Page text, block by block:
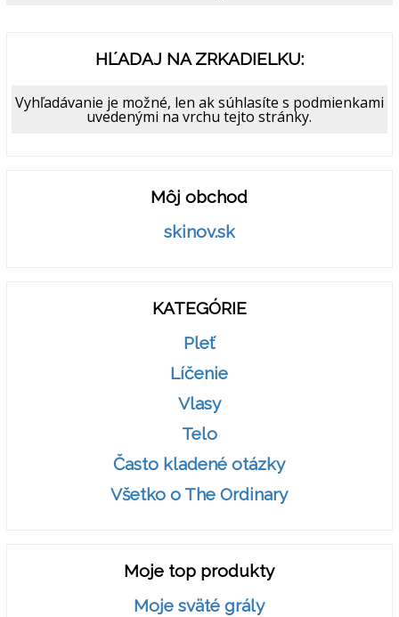
HĽADAJ NA ZRKADIELKU:
Vyhľadávanie je možné, len ak súhlasíte s podmienkami
uvedenými na vrchu tejto stránky.
Môj obchod
skinov.sk
KATEGÓRIE
Pleť
Líčenie
Vlasy
Telo
Často kladené otázky
Všetko o The Ordinary
Moje top produkty
Moje sväté grály